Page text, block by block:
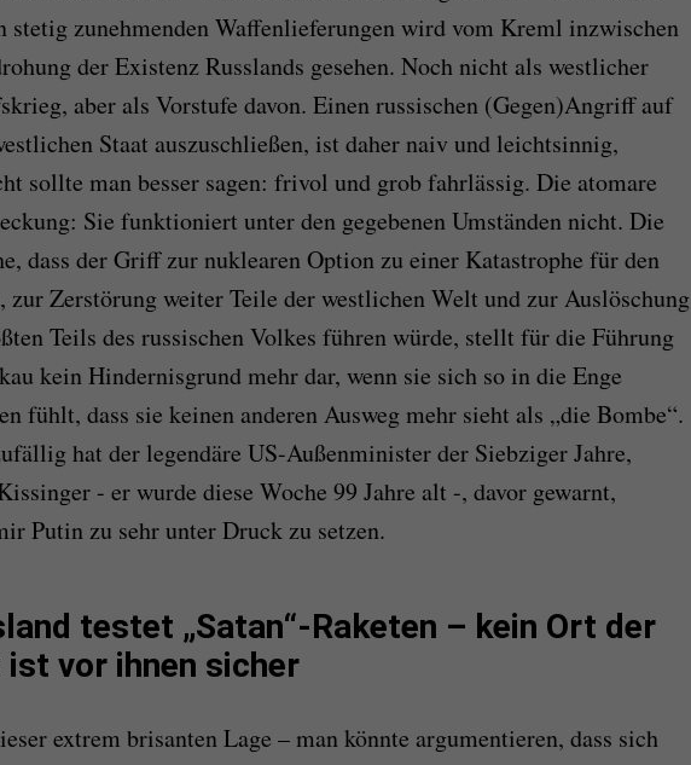
stetig zunehmenden Waffenlieferungen wird vom Kreml inzwischen
der Existenz Russlands gesehen. Noch nicht als westlicher
aber als Vorstufe davon. Einen russischen (Gegen)Angriff auf
Staat auszuschließen, ist daher naiv und leichtsinnig,
sollte man besser sagen: frivol und grob fahrlässig. Die atomare
Sie funktioniert unter den gegebenen Umständen nicht. Die
dass der Griff zur nuklearen Option zu einer Katastrophe für den
zur Zerstörung weiter Teile der westlichen Welt und zur Auslöschung
Teils des russischen Volkes führen würde, stellt für die Führung
kein Hindernisgrund mehr dar, wenn sie sich so in die Enge
fühlt, dass sie keinen anderen Ausweg mehr sieht als „die Bombe“.
hat der legendäre US-Außenminister der Siebziger Jahre,
- er wurde diese Woche 99 Jahre alt -, davor gewarnt,
Putin zu sehr unter Druck zu setzen.
testet „Satan“-Raketen – kein Ort der
ist vor ihnen sicher
extrem brisanten Lage – man könnte argumentieren, dass sich